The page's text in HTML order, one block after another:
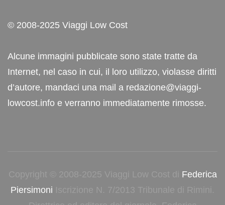
© 2008-2025 Viaggi Low Cost
Alcune immagini pubblicate sono state tratte da
Internet, nel caso in cui, il loro utilizzo, violasse diritti
d’autore, mandaci una mail a redazione@viaggi-
lowcost.info e verranno immediatamente rimosse.
Copyright © 2008-2025 Viaggi Low Cost di Federica
Piersimoni Iscrizione N. 7/2013 Tribunale di Rimini.